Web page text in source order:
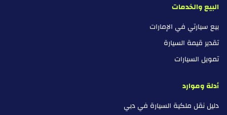
البيع والخدمات
بيع سيارتي في الإمارات
تقدير قيمة السيارة
تمويل السيارات
أدلة وموارد
دليل نقل ملكية السيارة في دبي